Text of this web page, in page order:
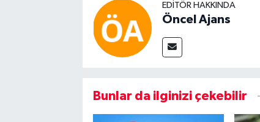
EDITÖR HAKKINDA
Öncel Ajans
Bunlar da ilginizi çekebilir